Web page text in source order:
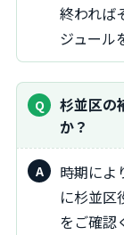
終われば
ジュール
杉並区の補助金や助成金制度は利用できます
か？
時期により助成金制度がある場合も。年度ごと
に杉並区
をご確認